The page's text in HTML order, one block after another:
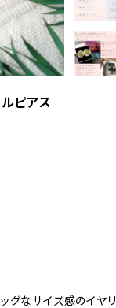
ピアス
グなサイズ感のイヤリ